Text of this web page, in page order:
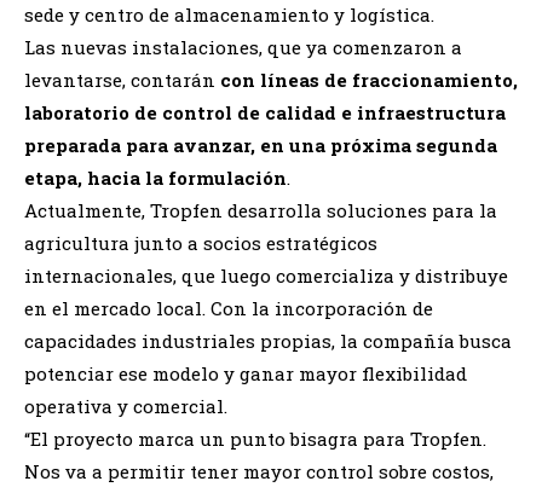
sede y centro de almacenamiento y logística.
Las nuevas instalaciones, que ya comenzaron a
levantarse, contarán con líneas de fraccionamiento,
laboratorio de control de calidad e infraestructura
preparada para avanzar, en una próxima segunda
etapa, hacia la formulación.
Actualmente, Tropfen desarrolla soluciones para la
agricultura junto a socios estratégicos
internacionales, que luego comercializa y distribuye
en el mercado local. Con la incorporación de
capacidades industriales propias, la compañía busca
potenciar ese modelo y ganar mayor flexibilidad
operativa y comercial.
“El proyecto marca un punto bisagra para Tropfen.
Nos va a permitir tener mayor control sobre costos,